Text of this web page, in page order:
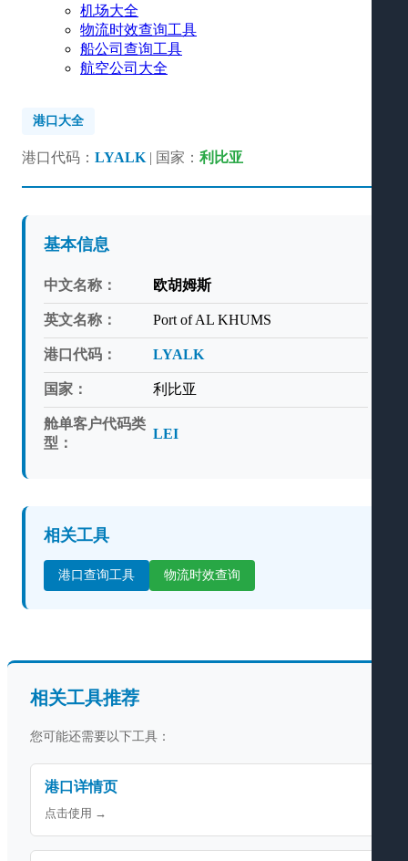
机场大全
物流时效查询工具
船公司查询工具
航空公司大全
港口大全
港口代码： LYALK | 国家： 利比亚
基本信息
中文名称： 欧胡姆斯
英文名称： Port of AL KHUMS
港口代码： LYALK
国家： 利比亚
舱单客户代码类
型：
LEI
相关工具
港口查询工具 物流时效查询
相关工具推荐
您可能还需要以下工具：
港口详情页
点击使用 →